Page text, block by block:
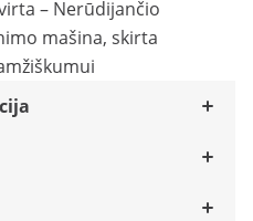
– Nerūdijančio
mašina, skirta